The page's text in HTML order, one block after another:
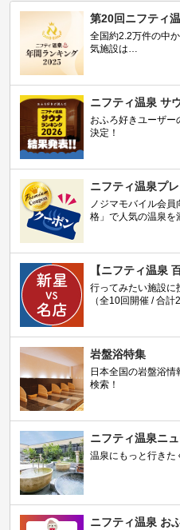
第20回ニフティ
全国約2.2万件の中
気施設は…
ニフティ温泉 サ
おふろ好きユーザ
決定！
ニフティ温泉プ
ノジマモバイル会
格」で人気の温泉を
【ニフティ温泉
行ってみたい施設に
（全10回開催 / 合計
岩盤浴特集
日本全国の岩盤浴
検索！
ニフティ温泉ニ
温泉にもっと行きた
ニフティ温泉 お